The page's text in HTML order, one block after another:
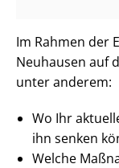
Im Rahmen der
Neuhausen auf
unter anderem:
Wo Ihr
ihn senken
Welche